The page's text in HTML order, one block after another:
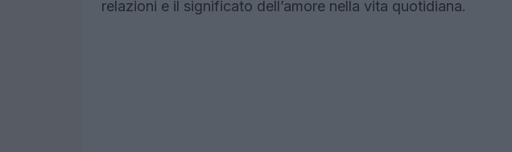
relazioni e il significato dell’amore nella vita quotidiana.